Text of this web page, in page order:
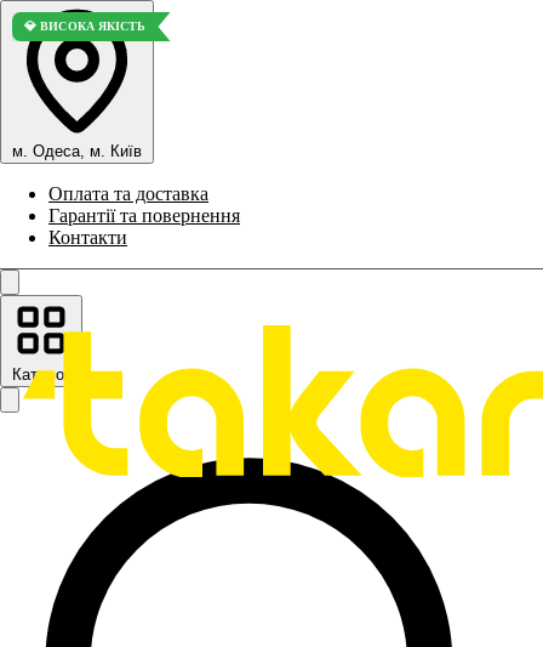
м. Одеса, м. Київ
Оплата та доставка
Гарантії та повернення
Контакти
Каталог
💎 ВИСОКА ЯКІСТЬ